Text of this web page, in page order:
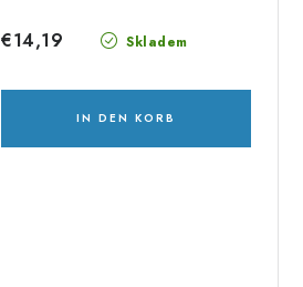
e
r
Skladem
€14,19
IN DEN KORB